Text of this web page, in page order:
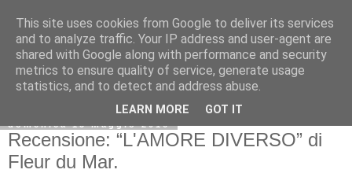
domenica 15 maggio 2016
Recensione: “L'AMORE DIVERSO” di
Fleur du Mar.
This site uses cookies from Google to deliver its services
and to analyze traffic. Your IP address and user-agent are
shared with Google along with performance and security
metrics to ensure quality of service, generate usage
statistics, and to detect and address abuse.
LEARN MORE GOT IT